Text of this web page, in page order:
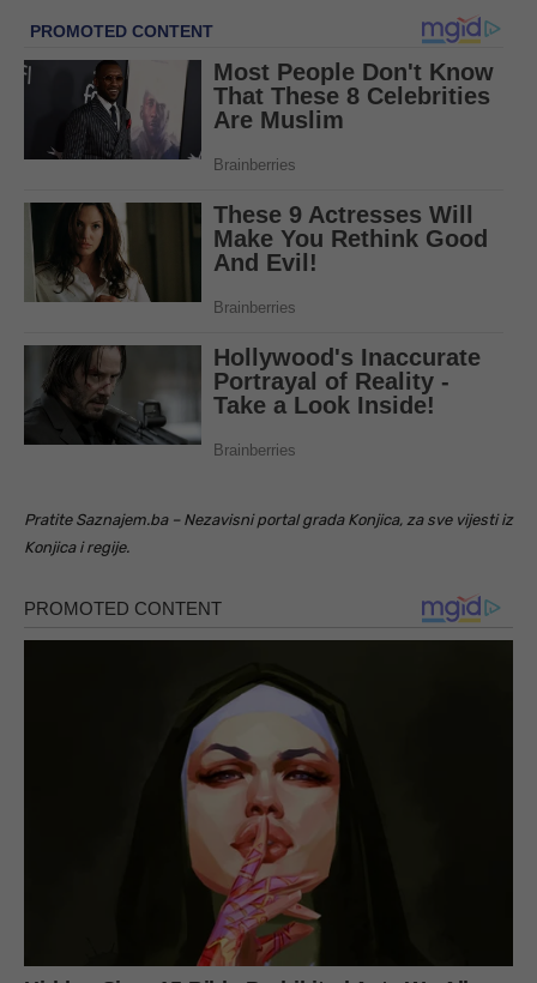
Pratite Saznajem.ba – Nezavisni portal grada Konjica, za sve vijesti iz
Konjica i regije.